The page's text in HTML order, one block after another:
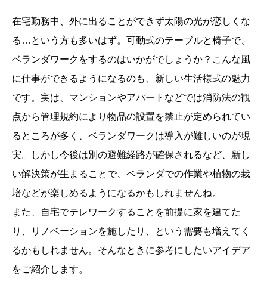
在宅勤務中、外に出ることができず太陽の光が恋しくな
る…という方も多いはず。可動式のテーブルと椅子で、
ベランダワークをするのはいかがでしょうか？こんな風
に仕事ができるようになるのも、新しい生活様式の魅力
です。実は、マンションやアパートなどでは消防法の観
点から管理規約により物品の設置を禁止が定められてい
るところが多く、ベランダワークは導入が難しいのが現
実。しかし今後は別の避難経路が確保されるなど、新し
い解決策が生まることで、ベランダでの作業や植物の栽
培などが楽しめるようになるかもしれませんね。
また、自宅でテレワークすることを前提に家を建てた
り、リノベーションを施したり、という需要も増えてく
るかもしれません。そんなときに参考にしたいアイデア
をご紹介します。